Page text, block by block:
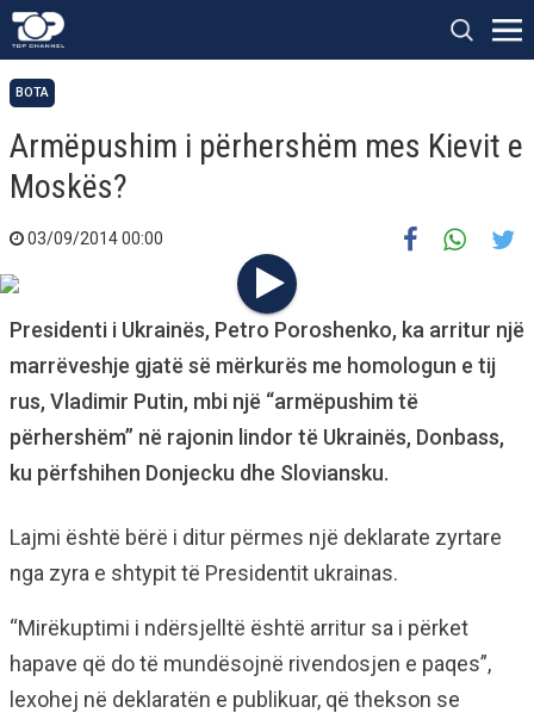
BOTA
Armëpushim i përhershëm mes Kievit e
Moskës?
03/09/2014 00:00
Presidenti i Ukrainës, Petro Poroshenko, ka arritur një
marrëveshje gjatë së mërkurës me homologun e tij
rus, Vladimir Putin, mbi një “armëpushim të
përhershëm” në rajonin lindor të Ukrainës, Donbass,
ku përfshihen Donjecku dhe Sloviansku.
Lajmi është bërë i ditur përmes një deklarate zyrtare
nga zyra e shtypit të Presidentit ukrainas.
“Mirëkuptimi i ndërsjelltë është arritur sa i përket
hapave që do të mundësojnë rivendosjen e paqes”,
lexohej në deklaratën e publikuar, që thekson se